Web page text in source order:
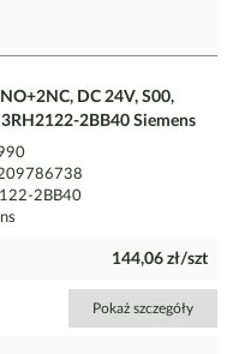
DC 24V, S00,
2BB40 Siemens
2BB40
144,06 zł/szt
Pokaż szczegóły